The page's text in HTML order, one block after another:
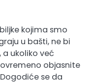
kojima smo
u bašti, ne bi
ukoliko već
objasnite
se da